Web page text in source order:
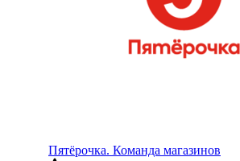
Пятёрочка. Команда магазинов